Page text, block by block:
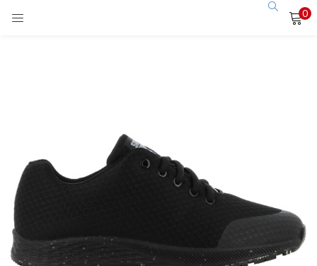
0
Remember me